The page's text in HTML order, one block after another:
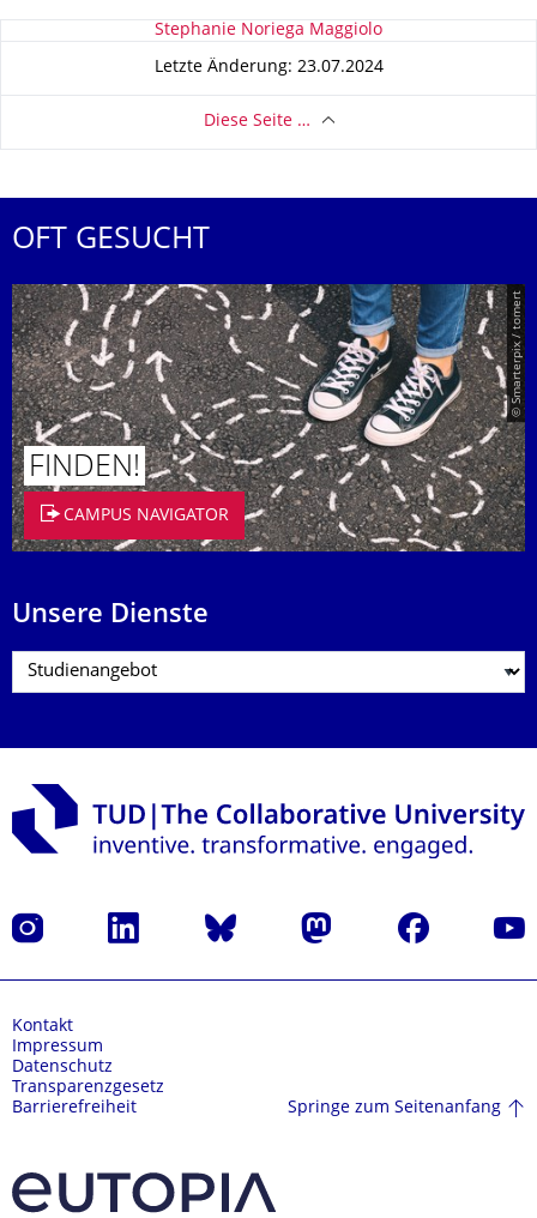
Zu dieser SeiteStephanie Noriega Maggiolo
Letzte Änderung: 23.07.2024
Diese Seite …
OFT GESUCHT
© Smarterpix / tomert
FINDEN!
CAMPUS NAVIGATOR
Unsere Dienste
Instagram LinkedIn Bluesky Mastodon Facebook
Kontakt
Impressum
Datenschutz
Transparenzgesetz
Barrierefreiheit
Springe zum Seitenanfang